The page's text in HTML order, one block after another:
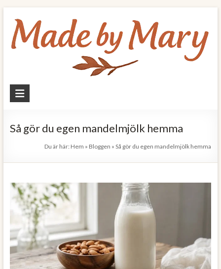
content
Made
Mary
och
hälsa
Så gör du egen mandelmjölk hemma
Du är här: Hem » Bloggen »Så gör du egen mandelmjölk hemma